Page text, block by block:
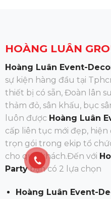
HOÀNG LUÂN
Hoàng Luân Event-
sự kiện hàng đầu tại
thiết bị có sẵn, Đoàn lân
thảm đỏ, sân khấu, bục
luôn được Hoàng Luân
cấp liên tục mới đẹp, hiện
trọn gói trong ekip tổ
cho quý khách.Đến với
Party bạn có 2 lựa chọn
Hoàng Luân Event-